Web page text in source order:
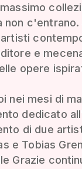
non c'entrano.
e
opere
nei mesi di
dedicato
di due
e Tobias
Grazie